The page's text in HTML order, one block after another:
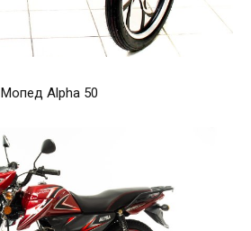
Мопед Alpha 50